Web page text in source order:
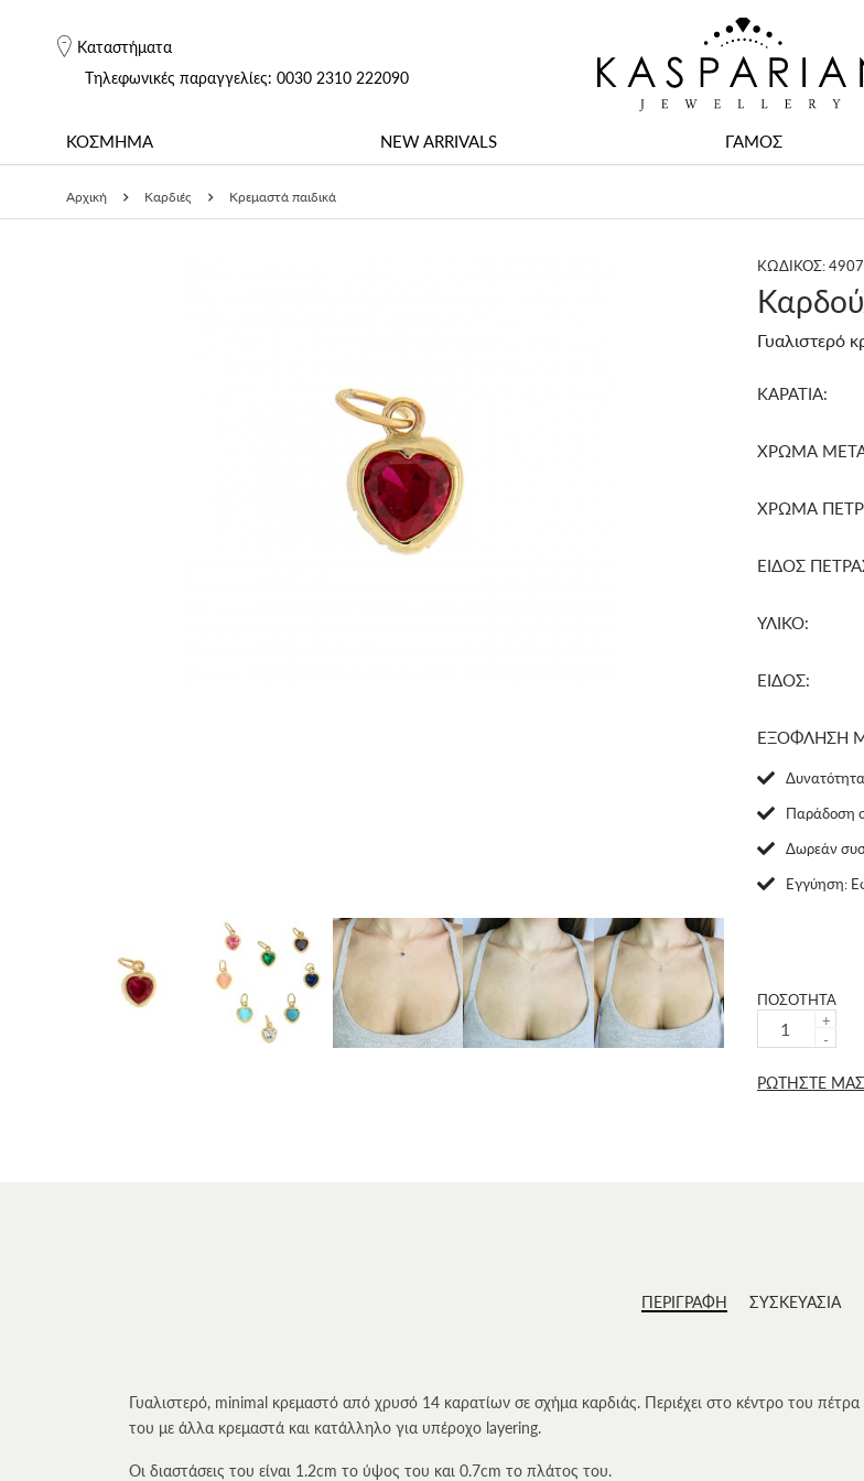
Καταστήματα
Tηλεφωνικές παραγγελίες: 0030 2310 222090
ΚΟΣΜΗΜΑ NEW ARRIVALS ΓΑΜΟΣ
Αρχική Καρδιές Κρεμαστά παιδικά
ΚΩΔΙΚΟΣ:
Γυαλιστερό
ΚΑΡΑΤΙΑ:
ΧΡΩΜΑ
ΧΡΩΜΑ
ΕΙΔΟΣ
ΥΛΙΚΟ:
ΕΙΔΟΣ:
ΕΞΟΦΛΗΣΗ
Παράδοση
Δωρεάν
Eγγύηση:
ΠΟΣΟΤΗΤΑ
+
-
ΡΩΤΗΣΤΕ
ΠΕΡΙΓΡΑΦΗ ΣΥΣΚΕΥΑΣΙΑ
Γυαλιστερό, minimal κρεμαστό από χρυσό 14 καρατίων σε σχήμα καρδιάς. Περιέχει στο κέντρο του
του με άλλα κρεμαστά και κατάλληλο για υπέροχο layering.
Οι διαστάσεις του είναι 1.2cm το ύψος του και 0.7cm το πλάτος του.